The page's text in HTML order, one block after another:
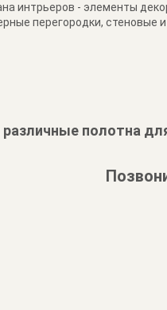
интрьеров - элементы
перегородки, стеновые
полотна